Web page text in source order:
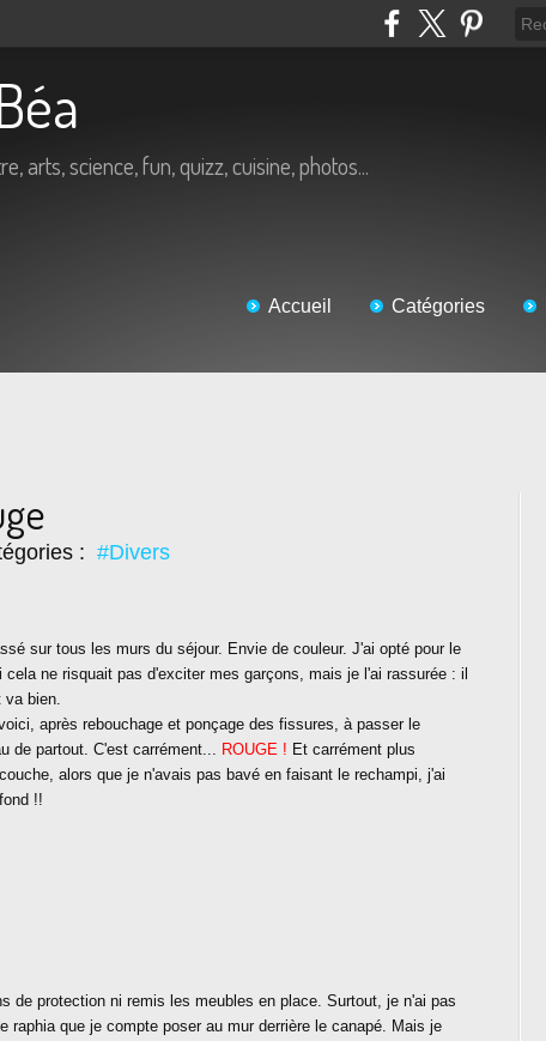
arts, science, fun, quizz, cuisine, photos...
Accueil Catégories
: #Divers
sur tous les murs du séjour. Envie de couleur. J'ai opté pour le
ne risquait pas d'exciter mes garçons, mais je l'ai rassurée : il
va bien.
après rebouchage et ponçage des fissures, à passer le
de partout. C'est carrément... ROUGE ! Et carrément plus
alors que je n'avais pas bavé en faisant le rechampi, j'ai
!!
de protection ni remis les meubles en place. Surtout, je n'ai pas
raphia que je compte poser au mur derrière le canapé. Mais je